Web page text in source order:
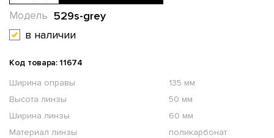
529s-grey
Модель
в наличии
Код товара: 11674
Ширина оправы
135 мм
Высота линзы
50 мм
Ширина линзы
60 мм
Материал линзы
поликарбонат